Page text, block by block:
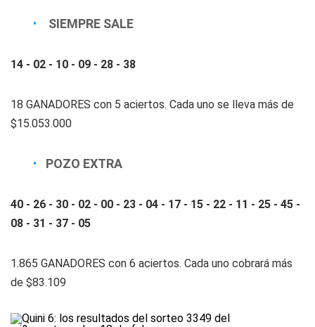
SIEMPRE SALE
14 - 02 - 10 - 09 - 28 - 38
18 GANADORES con 5 aciertos. Cada uno se lleva más de
$15.053.000
POZO EXTRA
40 - 26 - 30 - 02 - 00 - 23 - 04 - 17 - 15 - 22 - 11 - 25 - 45 -
08 - 31 - 37 - 05
1.865 GANADORES con 6 aciertos. Cada uno cobrará más
de $83.109